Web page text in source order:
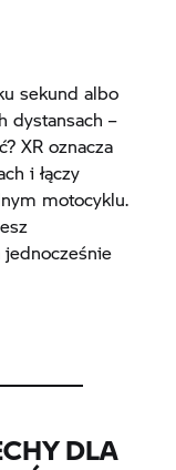
sekund albo
dystansach –
XR oznacza
i łączy
motocyklu.
DLA